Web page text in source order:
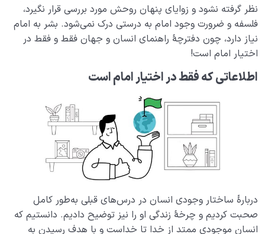
نقش پیامبران در حرکت انسانی ما چیست؟ ضرورت این
نقش از کجا مشخص می‌شود؟
ضرورت وجود امام معصوم در جامعه چیست و اگر نباشد
چه می‌شود؟
چرا باید امام معصوم باشد؟ آیا عصمت امام اختیاری است؟
چه کسی می‌تواند بهترین الگو برای زندگی ما باشد؟
آیا انسان تمام یا کامل وجود دارد، شناخت او چه فایده ای
برای ما دارد؟
نقش و جایگاه قلب در انسان شناسی و حیات معنوی انسان
کسب قلب سلیم یعنی چه؟ بدون قلب سلیم چه شرایطی
خواهیم داشت؟
نظر گرفته نشود و زوایای پنهان روحش مورد بررسی قرار نگیرد،
فلسفه و ضرورت وجود امام به درستی درک نمی‌شود. بشر به امام
نیاز دارد، چون دفترچۀ راهنمای انسان و جهان فقط و فقط در
اختیار امام است!
اطلاعاتی که فقط در اختیار امام است
دربارۀ ساختار وجودی انسان در درس‌های قبلی به‌طور کامل
صحبت کردیم و چرخۀ زندگی او را نیز توضیح دادیم. دانستیم که
انسان موجودی ممتد از خدا تا خداست و با هدف رسیدن به